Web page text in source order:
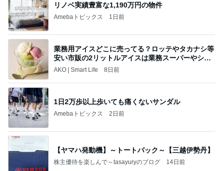
リノベ実績豊富な1,190万円の物件
Amebaトピックス 1日前
業務用アイスどこに売ってる？ロッテやタカナシ等
安い市販の2リットルアイスは業務スーパーやシャ
トレ
AKO | Smart Life 8日前
1日2万歩以上歩いても痛くないサンダル
Amebaトピックス 2日前
【ヤマハ発動機】～トートバック～【三越伊勢丹】
株主優待を楽しんで～tasayuryのブログ 14日前